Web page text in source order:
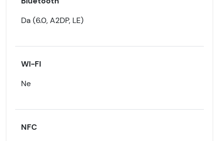
Da (6.0, A2DP, LE)
WI-FI
Ne
NFC